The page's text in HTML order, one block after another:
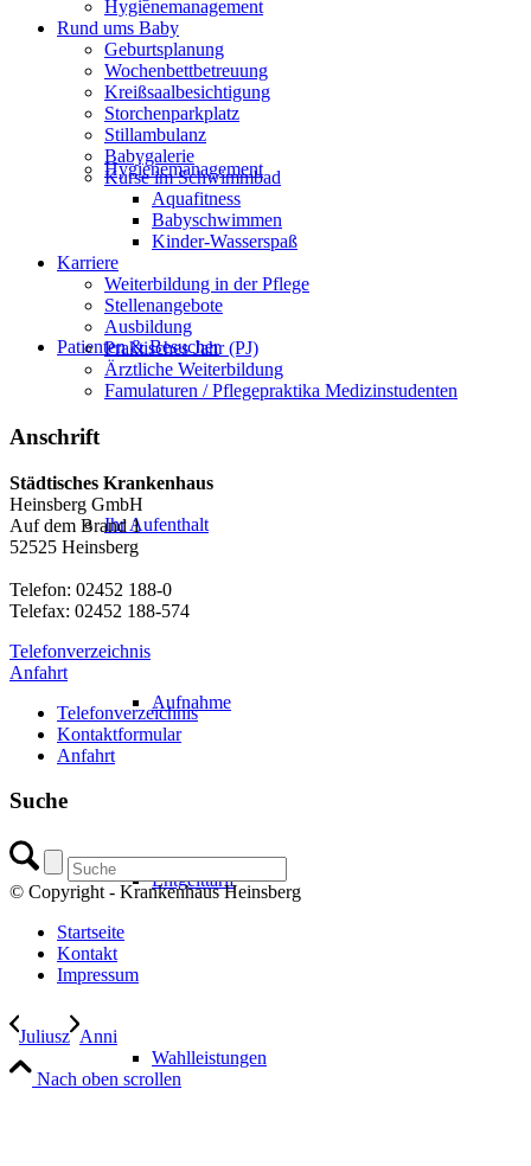
Hygienemanagement
Patienten & Besucher
Ihr Aufenthalt
Aufnahme
Entgelttarif
Wahlleistungen
Hygienemanagement
Rund ums Baby
Geburtsplanung
Wochenbettbetreuung
Kreißsaalbesichtigung
Storchenparkplatz
Stillambulanz
Babygalerie
Kurse im Schwimmbad
Aquafitness
Babyschwimmen
Kinder-Wasserspaß
Karriere
Weiterbildung in der Pflege
Stellenangebote
Ausbildung
Praktisches Jahr (PJ)
Ärztliche Weiterbildung
Famulaturen / Pflegepraktika Medizinstudenten
Anschrift
Städtisches Krankenhaus
Heinsberg GmbH
Auf dem Brand 1
52525 Heinsberg
Telefon: 02452 188-0
Telefax: 02452 188-574
Telefonverzeichnis
Anfahrt
Telefonverzeichnis
Kontaktformular
Anfahrt
Suche
© Copyright - Krankenhaus Heinsberg
Startseite
Kontakt
Impressum
Juliusz Anni
Nach oben scrollen